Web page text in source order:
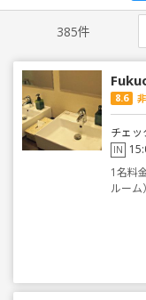
385件
8.6
チェッ
IN
1名料
ルーム）